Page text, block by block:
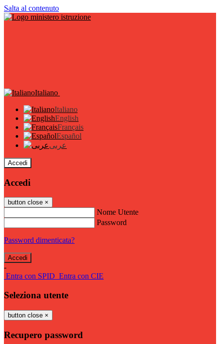
Salta al contenuto
Italiano
Italiano
English
Français
Español
عربى
Accedi
Accedi
button close ×
Nome Utente
Password
Password dimenticata?
-
Entra con SPID Entra con CIE
Seleziona utente
button close ×
Recupero password